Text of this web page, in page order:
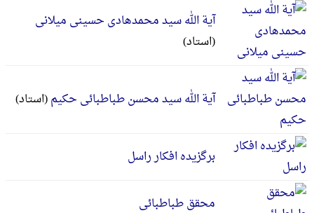
آیة الله سید محمدهادی حسینی میلانی
(استاد)
آیة الله سید محسن طباطبائی حکیم(استاد)
برگزیده افکار راسل
محقق طباطبائی